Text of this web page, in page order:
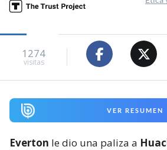
1274
visitas
VER RESUMEN
Everton le dio una paliza a